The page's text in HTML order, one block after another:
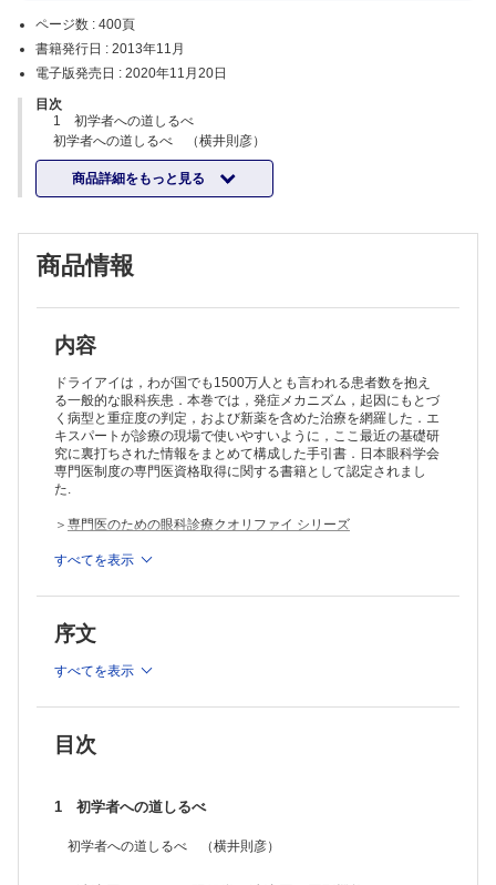
ページ数 : 400頁
書籍発行日 : 2013年11月
電子版発売日 : 2020年11月20日
目次
1 初学者への道しるべ
初学者への道しるべ （横井則彦）
2 涙液層にかかわる眼組織と涙液層の層別機能
眼瞼縁の構造とそのとらえかた （山口昌彦）
涙腺の構造と機能 （平山雅敏，川北哲也）
涙液の組成 （鈴木 崇）
ムチンの構造と機能 （堀 裕一）
涙液の基礎分泌と反射性分泌 （東原尚代）
涙液メニスカスの機能とその異常 （杉田二郎）
涙液油層のターンオーバーとその異常 （横井則彦）
涙液のターンオーバーとその異常 （山田昌和）
ムチンのターンオーバー （堀 裕一）
涙液の安定性とその維持機構 （横井則彦）
涙液減少と涙液動態 （横井則彦）
4 定義，診断基準，分類，疫学
ドライアイの考えかたにおける世界の動向−2007 Report of the
International Dry Eye WorkShop（DEWS） （村戸ドール）
ドライアイの分類 （篠崎和美）
Sjogren 症候群の診断基準 （北川和子）
ドライアイの疫学 （内野美樹）
5 一般外来検査
ドライアイの症状とクエッショネア （坂根由梨）
BUT の測定 （堀 裕一）
眼表面の上皮障害の評価 （高 静花）
眼瞼縁の異常の評価 （鎌尾知行）
メニスコメトリ法 （横井則彦）
商品詳細をもっと見る
商品情報
内容
ドライアイは，わが国でも1500万人とも言われる患者数を抱え
る一般的な眼科疾患．本巻では，発症メカニズム，起因にもとづ
く病型と重症度の判定，および新薬を含めた治療を網羅した．エ
キスパートが診療の現場で使いやすいように，ここ最近の基礎研
究に裏打ちされた情報をまとめて構成した手引書．日本眼科学会
専門医制度の専門医資格取得に関する書籍として認定されまし
た.
＞ 専門医のための眼科診療クオリファイ シリーズ
※本製品はPCでの閲覧も可能です。
境で閲覧可能なPDF版をご覧いただけます。詳細はこちらでご確
推奨ブラウザ： Firefox 最新版 / Google Chrome 最新版 / Safari
最新版
すべてを表示
序文
すべてを表示
目次
1 初学者への道しるべ
初学者への道しるべ （横井則彦）